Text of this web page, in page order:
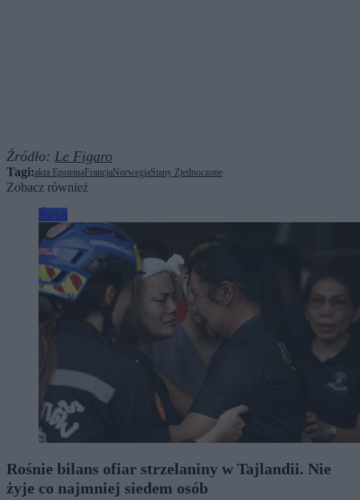
Źródło: Le Figaro
Tagi:akta EpsteinaFrancjaNorwegiaStany Zjednoczone
Zobacz również
Rośnie bilans ofiar strzelaniny w Tajlandii. Nie
żyje co najmniej siedem osób